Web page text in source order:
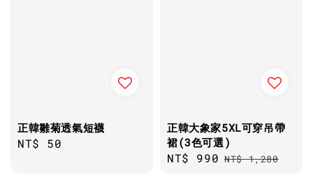
正韓雛菊透氣短襪
Regular
NT$ 50
正韓大象家5XL可穿吊帶
裙(3色可選)
Sale
NT$ 990 Regular
NT$ 1,280